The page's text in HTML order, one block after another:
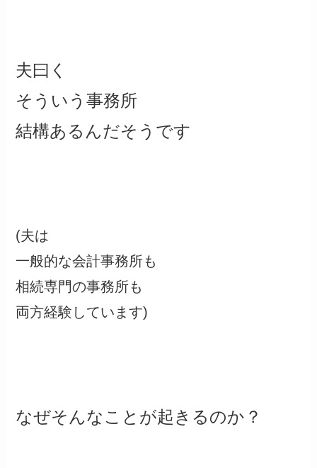
夫曰く
そういう事務所
結構あるんだそうです
(夫は
一般的な会計事務所も
相続専門の事務所も
両方経験しています)
なぜそんなことが起きるのか？